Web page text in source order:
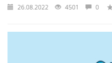
26.08.2022 4501 0